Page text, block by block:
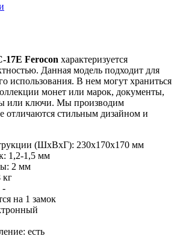
17Е Ferocon характеризуется
Данная модель подходит для
использования. В нем могут храниться
монет или марок, документы,
или ключи. Мы производим
отличаются стильным дизайном и
(ШхВхГ): 230х170х170 мм
1,2-1,5 мм
2 мм
кг
-
на 1 замок
есть